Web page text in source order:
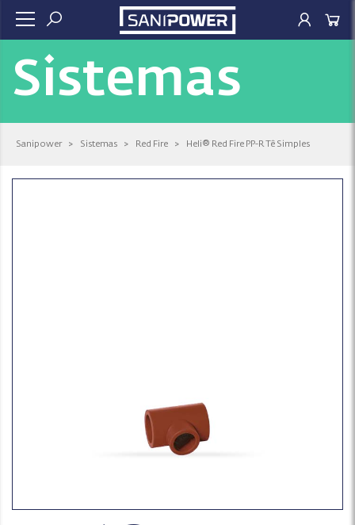
Sistemas
Sanipower > Sistemas > Red Fire > Heli® Red Fire PP-R Tê Simples